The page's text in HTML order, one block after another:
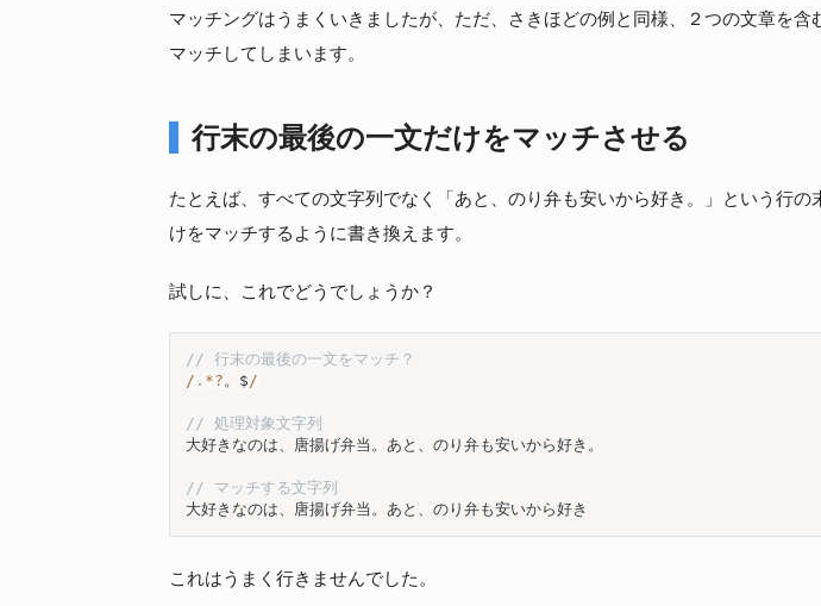
マッチングはうまくいきましたが、ただ、さきほどの例と同様、２つの文章を含
マッチしてしまいます。
行末の最後の一文だけをマッチさせる
たとえば、すべての文字列でなく「あと、のり弁も安いから好き。」という行の
けをマッチするように書き換えます。
試しに、これでどうでしょうか？
// 行末の最後の一文をマッチ？
/ . *?。$/
// 処理対象文字列
大好きなのは、唐揚げ弁当。あと、のり弁も安いから好き。
// マッチする文字列
大好きなのは、唐揚げ弁当。あと、のり弁も安いから好き
これはうまく行きませんでした。